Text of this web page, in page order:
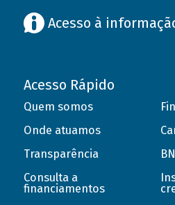
Acesso à
Acesso Rápido
Quem somos
Onde atuamos
Transparência
Consulta a
financiamentos